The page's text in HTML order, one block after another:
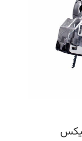
مسیر برش
عالی با نهایت دقت و کیفیت
در وضعیت روشن
تیغ اره گرد به ابعاد